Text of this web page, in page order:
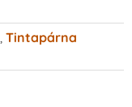
Tintapárna